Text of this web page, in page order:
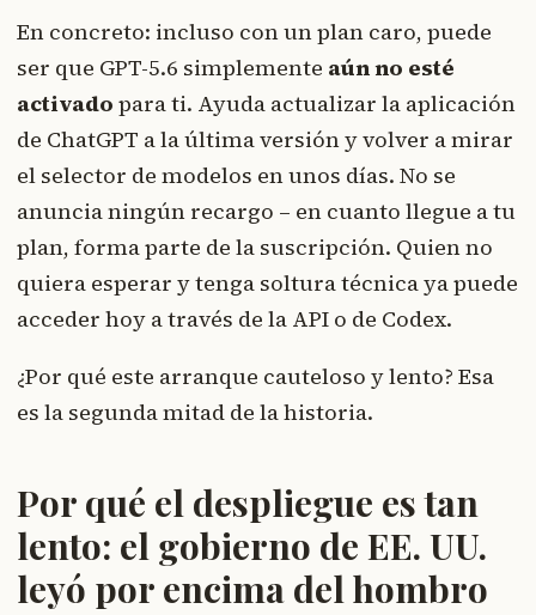
En concreto: incluso con un plan caro, puede
ser que GPT-5.6 simplemente aún no esté
activado para ti. Ayuda actualizar la aplicación
de ChatGPT a la última versión y volver a mirar
el selector de modelos en unos días. No se
anuncia ningún recargo – en cuanto llegue a tu
plan, forma parte de la suscripción. Quien no
quiera esperar y tenga soltura técnica ya puede
acceder hoy a través de la API o de Codex.
¿Por qué este arranque cauteloso y lento? Esa
es la segunda mitad de la historia.
Por qué el despliegue es tan
lento: el gobierno de EE. UU.
leyó por encima del hombro